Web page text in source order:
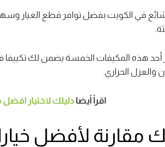
شائع في الكويت بفضل توافر قطع الغيار
أحد هذه المكيفات الخمسة يضمن لك تكييفا
والعزل الحراري.
اقرأ أيضادليلك لاختيار افضل
مقارنة لأفضل